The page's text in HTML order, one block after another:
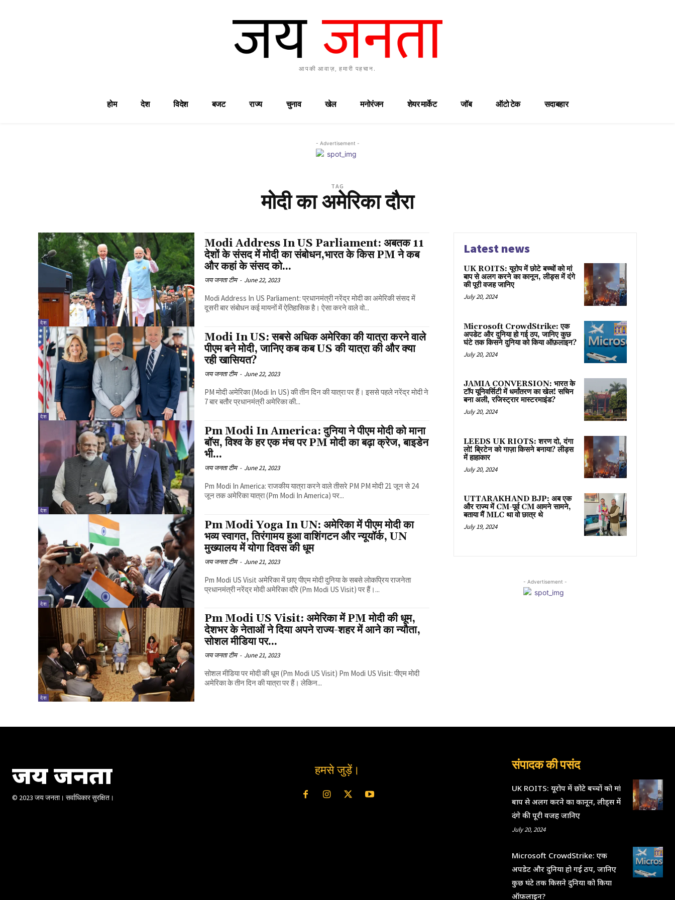
आपकी आवाज़, हमारी पहचान.
होम देश विदेश बजट राज्य चुनाव खेल मनोरंजन शेयर मार्केट जॉब ऑटो टेक सदाबहार
- Advertisement -
TAG
मोदी का अमेरिका दौरा
देश
Modi Address In US Parliament: अबतक 11
देशों के संसद में मोदी का संबोधन,भारत के किस PM ने कब
और कहां के संसद को...
जय जनता टीम - June 22, 2023
Modi Address In US Parliament: प्रधानमंत्री नरेंद्र मोदी का अमेरिकी संसद में
दूसरी बार संबोधन कई मायनों में ऐतिहासिक है। ऐसा करने वाले वो...
देश
Modi In US: सबसे अधिक अमेरिका की यात्रा करने वाले
पीएम बने मोदी, जानिए कब कब US की यात्रा की और क्या
रही खासियत?
जय जनता टीम - June 22, 2023
PM मोदी अमेरिका (Modi In US) की तीन दिन की यात्रा पर हैं। इससे पहले नरेंद्र मोदी ने
7 बार बतौर प्रधानमंत्री अमेरिका की...
देश
Pm Modi In America: दुनिया ने पीएम मोदी को माना
बॉस, विश्व के हर एक मंच पर PM मोदी का बढ़ा क्रेज, बाइडेन
भी...
जय जनता टीम - June 21, 2023
Pm Modi In America: राजकीय यात्रा करने वाले तीसरे PM PM मोदी 21 जून से 24
जून तक अमेरिका यात्रा (Pm Modi In America) पर...
देश
Pm Modi Yoga In UN: अमेरिका में पीएम मोदी का
भव्य स्वागत, तिरंगामय हुआ वाशिंगटन और न्यूयॉर्क, UN
मुख्यालय में योगा दिवस की धूम
जय जनता टीम - June 21, 2023
Pm Modi US Visit अमेरिका में छाए पीएम मोदी दुनिया के सबसे लोकप्रिय राजनेता
प्रधानमंत्री नरेंद्र मोदी अमेरिका दौरे (Pm Modi US Visit) पर हैं।...
देश
Pm Modi US Visit: अमेरिका में PM मोदी की धूम,
देशभर के नेताओं ने दिया अपने राज्य-शहर में आने का न्यौता,
सोशल मीडिया पर...
जय जनता टीम - June 21, 2023
सोशल मीडिया पर मोदी की धूम (Pm Modi US Visit) Pm Modi US Visit: पीएम मोदी
अमेरिका के तीन दिन की यात्रा पर हैं। लेकिन...
Latest news
UK ROITS: यूरोप में छोटे बच्चों को मां
बाप से अलग करने का कानून, लीड्स में दंगे
की पूरी वजह जानिए
July 20, 2024
Microsoft CrowdStrike: एक
अपडेट और दुनिया हो गई ठप, जानिए कुछ
घंटे तक किसने दुनिया को किया ऑफ़लाइन?
July 20, 2024
JAMIA CONVERSION: भारत के
टॉप यूनिवर्सिटी में धर्मांतरण का खेल! सचिन
बना अली, रजिस्ट्रार मास्टरमाइंड?
July 20, 2024
LEEDS UK RIOTS: शरण दो, दंगा
लो! ब्रिटेन को गाज़ा किसने बनाया? लीड्स
में हाहाकार
July 20, 2024
UTTARAKHAND BJP: अब एक
और राज्य में CM-पूर्व CM आमने सामने,
बताया मैं MLC था वो छात्र थे
July 19, 2024
- Advertisement -
जय जनता
© 2023 जय जनता। सर्वाधिकार सुरक्षित।
हमसे जुड़ें। संपादक की पसंद
UK ROITS: यूरोप में छोटे बच्चों को मां
बाप से अलग करने का कानून, लीड्स में
दंगे की पूरी वजह जानिए
July 20, 2024
Microsoft CrowdStrike: एक
अपडेट और दुनिया हो गई ठप, जानिए
कुछ घंटे तक किसने दुनिया को किया
ऑफ़लाइन?